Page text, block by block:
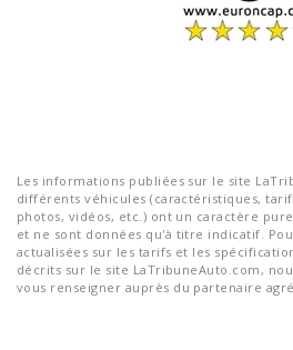
Les informations publiées sur le site
différents véhicules (caractéristiques,
photos, vidéos, etc.) ont un caractère
et ne sont données qu'à titre indicatif.
actualisées sur les tarifs et les
décrits sur le site LaTribuneAuto.com,
vous renseigner auprès du partenaire